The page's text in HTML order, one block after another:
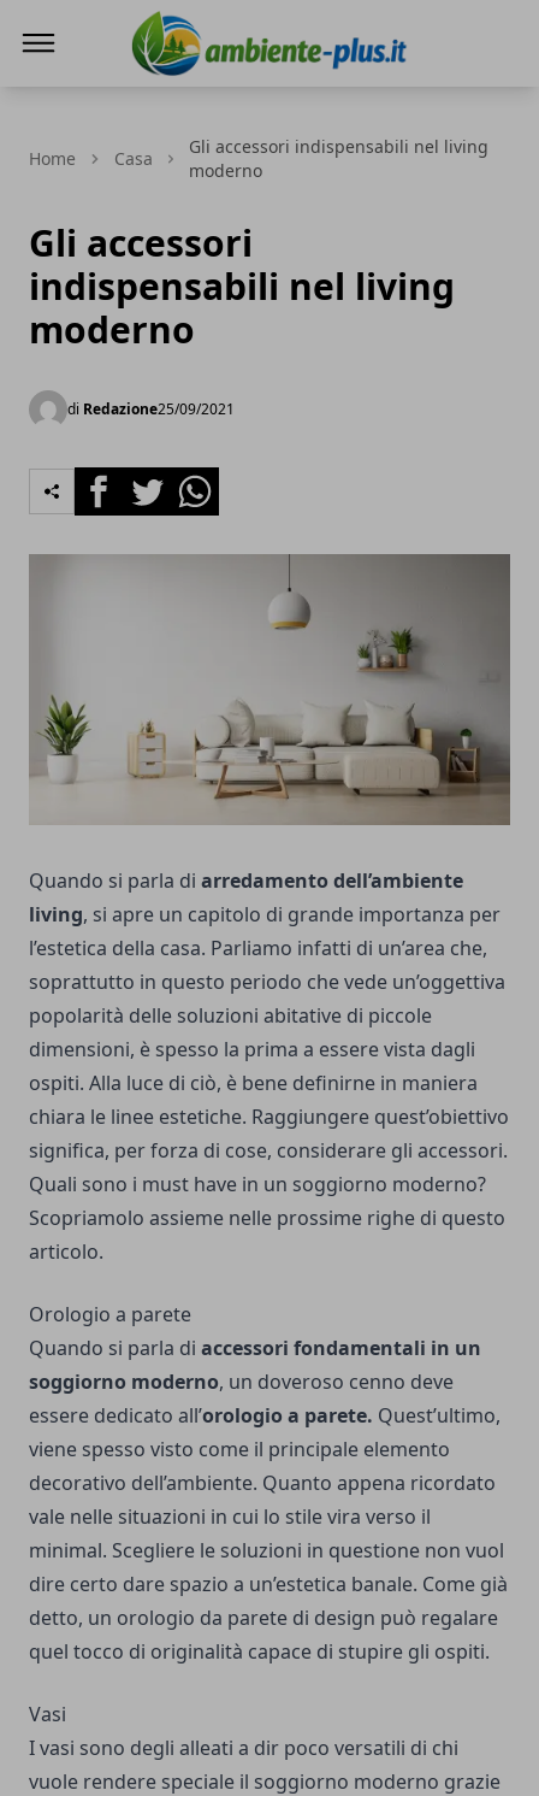
Home Casa
Gli accessori indispensabili nel living
moderno
Gli accessori
indispensabili nel living
moderno
di Redazione25/09/2021
FacebookTwitterWhatsapp
Quando si parla di arredamento dell’ambiente
living, si apre un capitolo di grande importanza per
l’estetica della casa. Parliamo infatti di un’area che,
soprattutto in questo periodo che vede un’oggettiva
popolarità delle soluzioni abitative di piccole
dimensioni, è spesso la prima a essere vista dagli
ospiti. Alla luce di ciò, è bene definirne in maniera
chiara le linee estetiche. Raggiungere quest’obiettivo
significa, per forza di cose, considerare gli accessori.
Quali sono i must have in un soggiorno moderno?
Scopriamolo assieme nelle prossime righe di questo
articolo.
Orologio a parete
Quando si parla di accessori fondamentali in un
soggiorno moderno, un doveroso cenno deve
essere dedicato all’orologio a parete. Quest’ultimo,
viene spesso visto come il principale elemento
decorativo dell’ambiente. Quanto appena ricordato
vale nelle situazioni in cui lo stile vira verso il
minimal. Scegliere le soluzioni in questione non vuol
dire certo dare spazio a un’estetica banale. Come già
detto, un orologio da parete di design può regalare
quel tocco di originalità capace di stupire gli ospiti.
Vasi
I vasi sono degli alleati a dir poco versatili di chi
vuole rendere speciale il soggiorno moderno grazie